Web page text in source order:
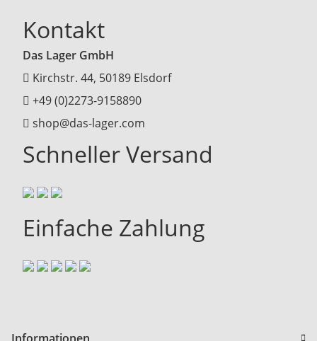
Kontakt
Das Lager GmbH
Kirchstr. 44, 50189 Elsdorf
+49 (0)2273-9158890
shop@das-lager.com
Schneller Versand
Einfache Zahlung